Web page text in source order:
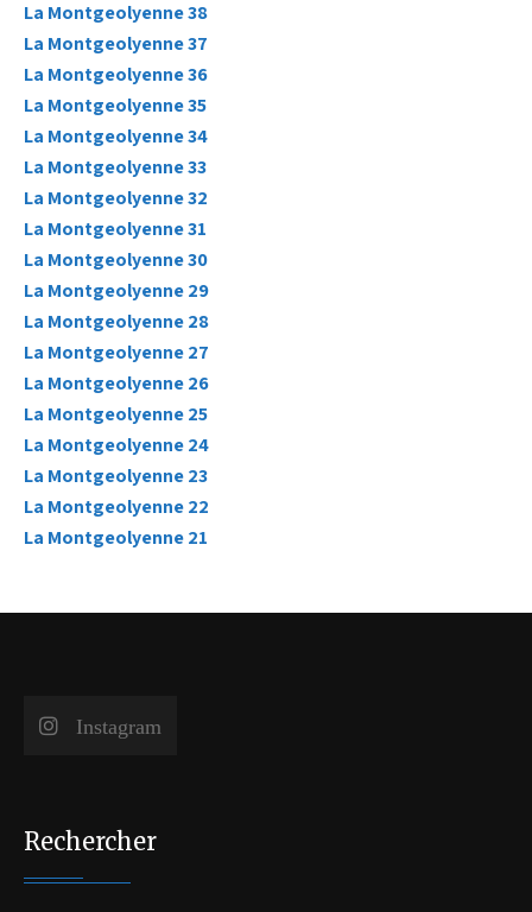
La Montgeolyenne 38
La Montgeolyenne 37
La Montgeolyenne 36
La Montgeolyenne 35
La Montgeolyenne 34
La Montgeolyenne 33
La Montgeolyenne 32
La Montgeolyenne 31
La Montgeolyenne 30
La Montgeolyenne 29
La Montgeolyenne 28
La Montgeolyenne 27
La Montgeolyenne 26
La Montgeolyenne 25
La Montgeolyenne 24
La Montgeolyenne 23
La Montgeolyenne 22
La Montgeolyenne 21
Instagram
Rechercher